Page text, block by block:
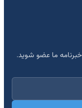
ما عضو شوید.